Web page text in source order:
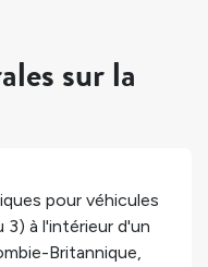
sur la
pour véhicules
à l'intérieur d'un
Britannique,